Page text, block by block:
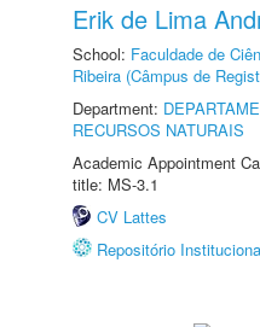
Erik de Lima
School: Faculdade de
Ribeira (Câmpus de
Department:
RECURSOS NATURAIS
Academic Appointment
title: MS-3.1
CV Lattes
Repositório